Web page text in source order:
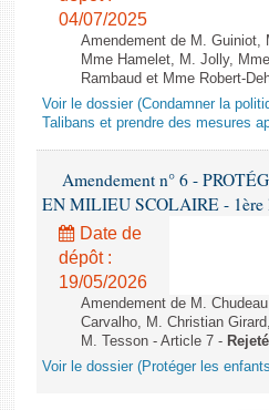
04/07/2025
Amendement de M.
Mme Hamelet, M. Jolly,
Rambaud et Mme Robert-
Voir le dossier (Condamner la
Talibans et prendre des mesures
Amendement n° 6 -
EN MILIEU SCOLAIRE - 1ère
Date de
dépôt :
19/05/2026
Amendement de M.
Carvalho, M. Christian
M. Tesson - Article 7 - Rejeté
Voir le dossier (Protéger les